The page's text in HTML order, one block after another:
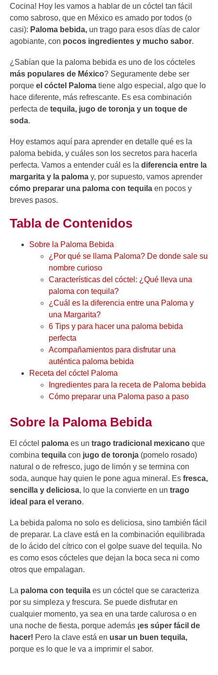
Cocina! Hoy les vamos a hablar de un cóctel tan fácil
como sabroso, que en México es amado por todos (o
casi): Paloma bebida, un trago para esos días de calor
agobiante, con pocos ingredientes y mucho sabor.
¿Sabían que la paloma bebida es uno de los cócteles
más populares de México? Seguramente debe ser
porque el cóctel Paloma tiene algo especial, algo que lo
hace diferente, más refrescante. Es esa combinación
perfecta de tequila, jugo de toronja y un toque de
soda.
Hoy estamos aquí para aprender en detalle qué es la
paloma bebida, y cuáles son los secretos para hacerla
perfecta. Vamos a entender cuál es la diferencia entre la
margarita y la paloma y, por supuesto, vamos aprender
cómo preparar una paloma con tequila en pocos y
breves pasos.
Tabla de Contenidos
Sobre la Paloma Bebida
¿Por qué se llama Paloma? De donde sale su
nombre curioso
Características del cóctel: ¿Qué lleva una
paloma con tequila?
¿Cuál es la diferencia entre una Paloma y
una Margarita?
6 Tips y para hacer una paloma bebida
perfecta
Acompañamientos para disfrutar una
auténtica paloma bebida
Receta del cóctel Paloma
Ingredientes para la receta de Paloma bebida
Cómo preparar una Paloma paso a paso
Sobre la Paloma Bebida
El cóctel paloma es un trago tradicional mexicano que
combina tequila con jugo de toronja (pomelo rosado)
natural o de refresco, jugo de limón y se termina con
soda, aunque hay quien le pone agua mineral. Es fresca,
sencilla y deliciosa, lo que la convierte en un trago
ideal para el verano.
La bebida paloma no solo es deliciosa, sino también fácil
de preparar. La clave está en la combinación equilibrada
de lo ácido del cítrico con el golpe suave del tequila. No
es como esos cócteles que dejan la boca seca ni como
otros que empalagan.
La paloma con tequila es un cóctel que se caracteriza
por su simpleza y frescura. Se puede disfrutar en
cualquier momento, ya sea en una tarde calurosa o en
una noche de fiesta, porque además ¡es súper fácil de
hacer! Pero la clave está en usar un buen tequila,
porque es lo que le va a imprimir el sabor.